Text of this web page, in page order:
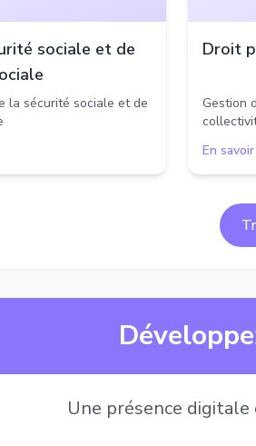
sociale et de
la sécurité sociale et de
Droit
Gestion
En
Une présence